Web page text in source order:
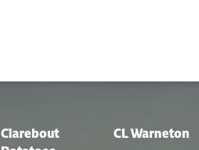
Clarebout
CL Warneton